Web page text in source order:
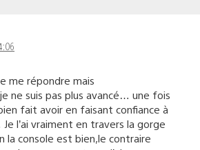
me répondre mais
ne suis pas plus avancé… une fois
fait avoir en faisant confiance à
l’ai vraiment en travers la gorge
la console est bien,le contraire